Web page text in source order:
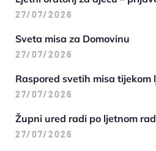
27/07/2026
Sveta misa za Domovinu
27/07/2026
Raspored svetih misa tijekom
27/07/2026
Župni ured radi po ljetnom
27/07/2026